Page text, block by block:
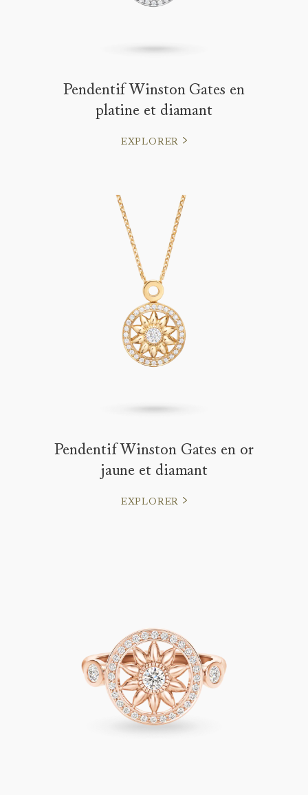
Pendentif Winston Gates en
platine et diamant
EXPLORER
Pendentif Winston Gates en or
jaune et diamant
EXPLORER